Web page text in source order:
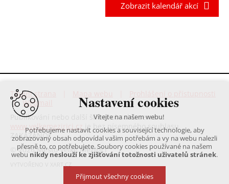
Zobrazit kalendář akcí
Titulní strana
|Webmail
Publikování nebo další šíření obsahu serveru
www.velkemezirici.cz
je bez písemného souhlasu
ZAKÁZÁNO!
© 2026 Město Velké Meziříčí
VYTVOŘENO V XART.CZ
Nastavení cookies
Vítejte na našem webu!
Potřebujeme nastavit cookies a související technologie, aby
zobrazovaný obsah odpovídal vašim potřebám a vy na webu nalezli
přesně to, co potřebujete. Soubory cookies používané na našem
webu nikdy neslouží ke zjišťování totožnosti uživatelů stránek.
Přijmout všechny cookies